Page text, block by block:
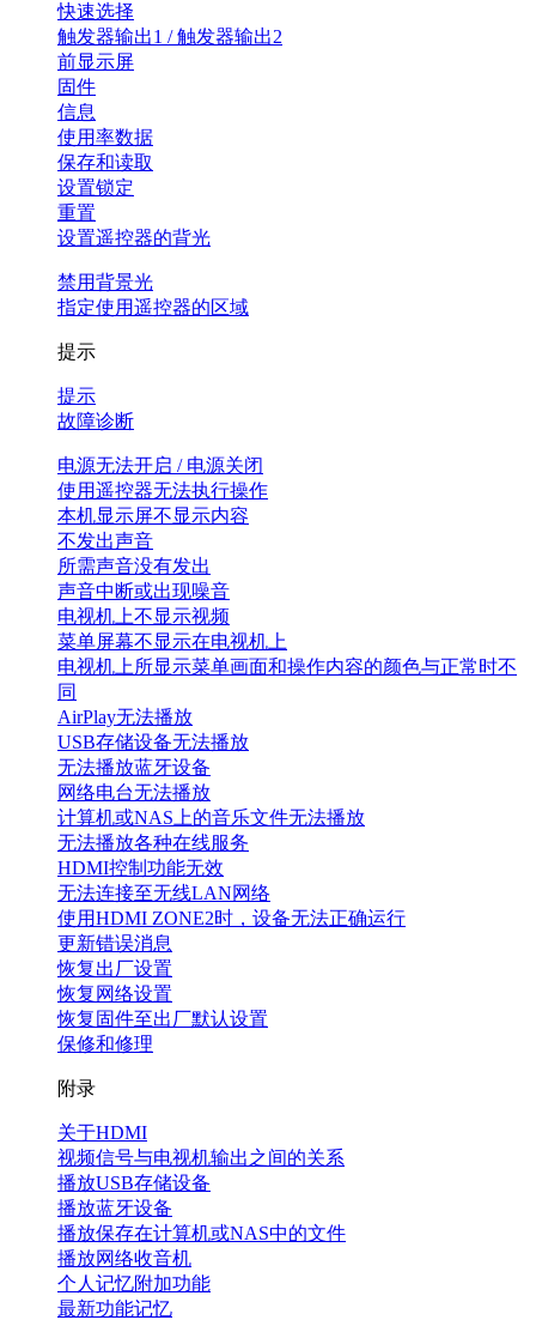
快速选择
触发器输出1 / 触发器输出2
前显示屏
固件
信息
使用率数据
保存和读取
设置锁定
重置
设置遥控器的背光
禁用背景光
指定使用遥控器的区域
提示
提示
故障诊断
电源无法开启 / 电源关闭
使用遥控器无法执行操作
本机显示屏不显示内容
不发出声音
所需声音没有发出
声音中断或出现噪音
电视机上不显示视频
菜单屏幕不显示在电视机上
电视机上所显示菜单画面和操作内容的颜色与正常时不
同
AirPlay无法播放
USB存储设备无法播放
无法播放蓝牙设备
网络电台无法播放
计算机或NAS上的音乐文件无法播放
无法播放各种在线服务
HDMI控制功能无效
无法连接至无线LAN网络
使用HDMI ZONE2时，设备无法正确运行
更新错误消息
恢复出厂设置
恢复网络设置
恢复固件至出厂默认设置
保修和修理
附录
关于HDMI
视频信号与电视机输出之间的关系
播放USB存储设备
播放蓝牙设备
播放保存在计算机或NAS中的文件
播放网络收音机
个人记忆附加功能
最新功能记忆